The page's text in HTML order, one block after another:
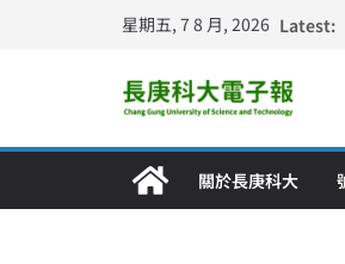
星期五, 7 8 月, 2026 Latest:
關於長庚科大